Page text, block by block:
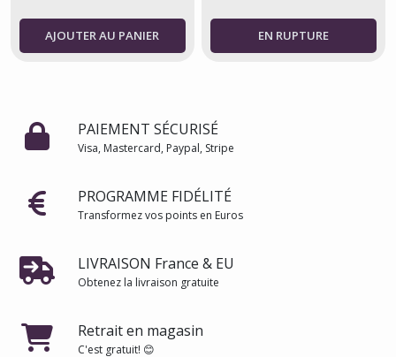
AJOUTER AU PANIER
PAIEMENT SÉCURISÉ
Visa, Mastercard, Paypal, Stripe
PROGRAMME FIDÉLITÉ
Transformez vos points en Euros
LIVRAISON France & EU
Obtenez la livraison gratuite
Retrait en magasin
C'est gratuit! 😊